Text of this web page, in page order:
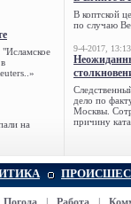
"Исламское
на
В коптской
по случаю
9-4-2017, 13:13
дело по
Москвы.
причину